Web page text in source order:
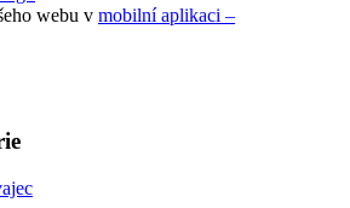
webu v mobilní aplikaci –